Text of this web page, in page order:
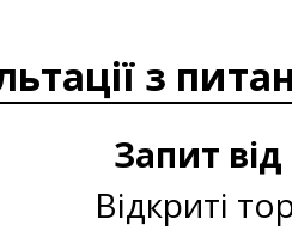
з
Запит
Відкриті